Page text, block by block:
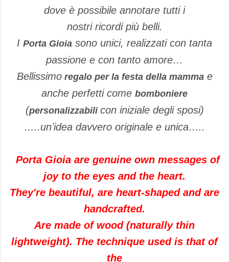
dove è possibile annotare tutti i
nostri ricordi più belli.
I Porta Gioia sono unici, realizzati con tanta
passione e con tanto amore…
Bellissimoregalo per la festa della mammae
anche perfetti come bomboniere
(personalizzabili con iniziale degli sposi)
…..unʼidea davvero originale e unica…..
Porta Gioia are genuineown messages of
joy to the eyes and the heart.
They're beautiful, are heart-shaped and are
handcrafted.
Are made of wood (naturally thin
lightweight). The technique used is that of
the